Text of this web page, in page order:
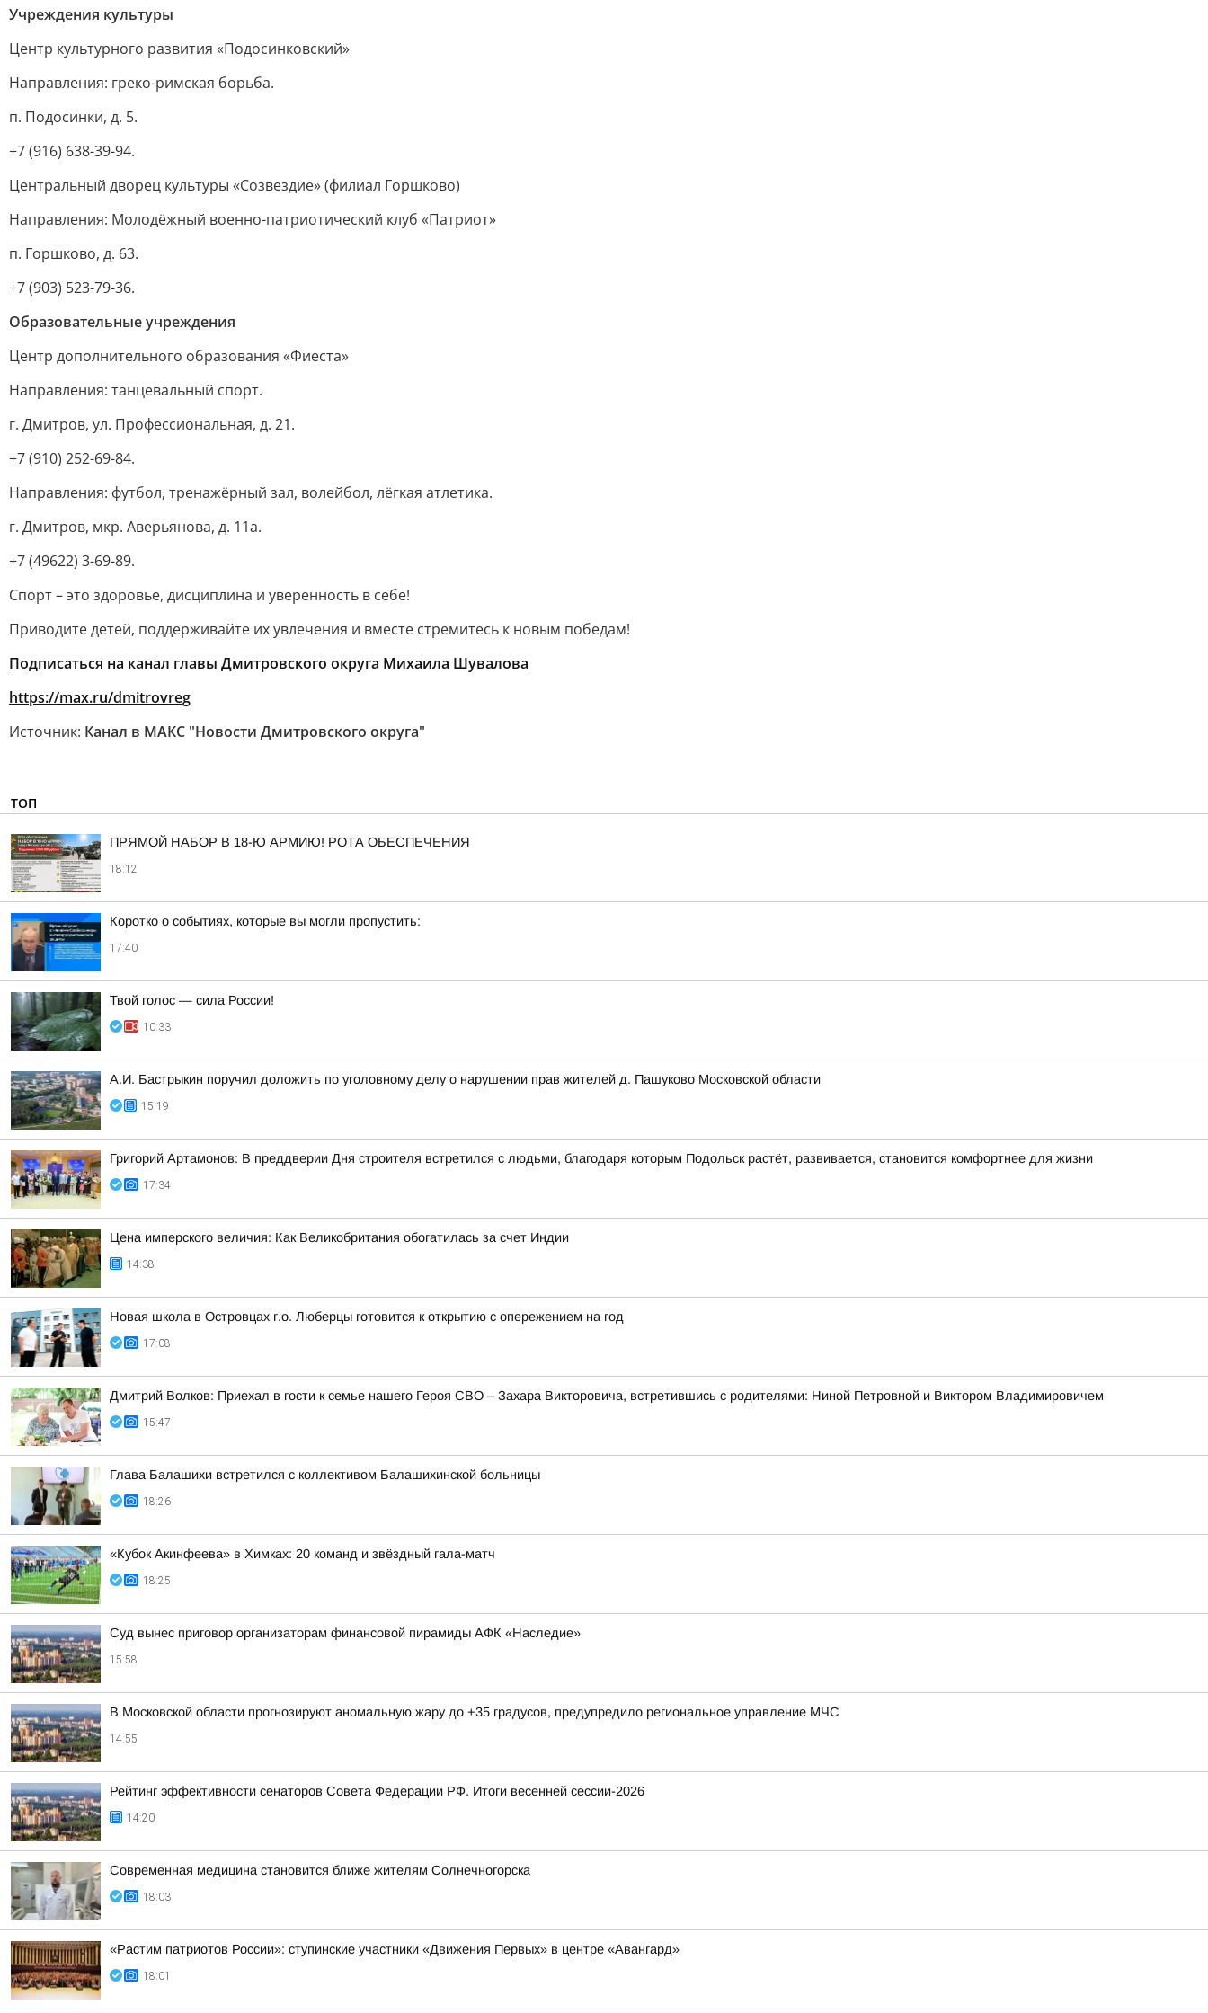
Учреждения культуры
Центр культурного развития «Подосинковский»
Направления: греко-римская борьба.
п. Подосинки, д. 5.
+7 (916) 638-39-94.
Центральный дворец культуры «Созвездие» (филиал Горшково)
Направления: Молодёжный военно-патриотический клуб «Патриот»
п. Горшково, д. 63.
+7 (903) 523-79-36.
Образовательные учреждения
Центр дополнительного образования «Фиеста»
Направления: танцевальный спорт.
г. Дмитров, ул. Профессиональная, д. 21.
+7 (910) 252-69-84.
Направления: футбол, тренажёрный зал, волейбол, лёгкая атлетика.
г. Дмитров, мкр. Аверьянова, д. 11а.
+7 (49622) 3-69-89.
Спорт – это здоровье, дисциплина и уверенность в себе!
Приводите детей, поддерживайте их увлечения и вместе стремитесь к новым победам!
Подписаться на канал главы Дмитровского округа Михаила Шувалова
https://max.ru/dmitrovreg
Источник: Канал в МАКС "Новости Дмитровского округа"
ТОП
ПРЯМОЙ НАБОР В 18-Ю АРМИЮ! РОТА ОБЕСПЕЧЕНИЯ
18:12
Коротко о событиях, которые вы могли пропустить:
17:40
Твой голос — сила России!
10:33
А.И. Бастрыкин поручил доложить по уголовному делу о нарушении прав жителей д. Пашуково Московской области
15:19
Григорий Артамонов: В преддверии Дня строителя встретился с людьми, благодаря которым Подольск растёт, развивается, становится комфортнее для жизни
17:34
Цена имперского величия: Как Великобритания обогатилась за счет Индии
14:38
Новая школа в Островцах г.о. Люберцы готовится к открытию с опережением на год
17:08
Дмитрий Волков: Приехал в гости к семье нашего Героя СВО – Захара Викторовича, встретившись с родителями: Ниной Петровной и Виктором Владимировичем
15:47
Глава Балашихи встретился с коллективом Балашихинской больницы
18:26
«Кубок Акинфеева» в Химках: 20 команд и звёздный гала-матч
18:25
Суд вынес приговор организаторам финансовой пирамиды АФК «Наследие»
15:58
В Московской области прогнозируют аномальную жару до +35 градусов, предупредило региональное управление МЧС
14:55
Рейтинг эффективности сенаторов Совета Федерации РФ. Итоги весенней сессии-2026
14:20
Современная медицина становится ближе жителям Солнечногорска
18:03
«Растим патриотов России»: ступинские участники «Движения Первых» в центре «Авангард»
18:01